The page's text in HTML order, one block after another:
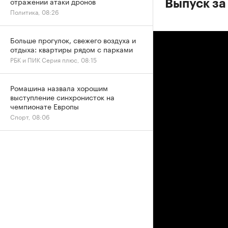
Выпуск
Политика, 08:26
Больше прогулок, свежего воздуха и
отдыха: квартиры рядом с парками
РБК и ПИК Серия плюс, 08:15
Ромашина назвала хорошим
выступление синхронисток на
чемпионате Европы
Спорт, 08:06